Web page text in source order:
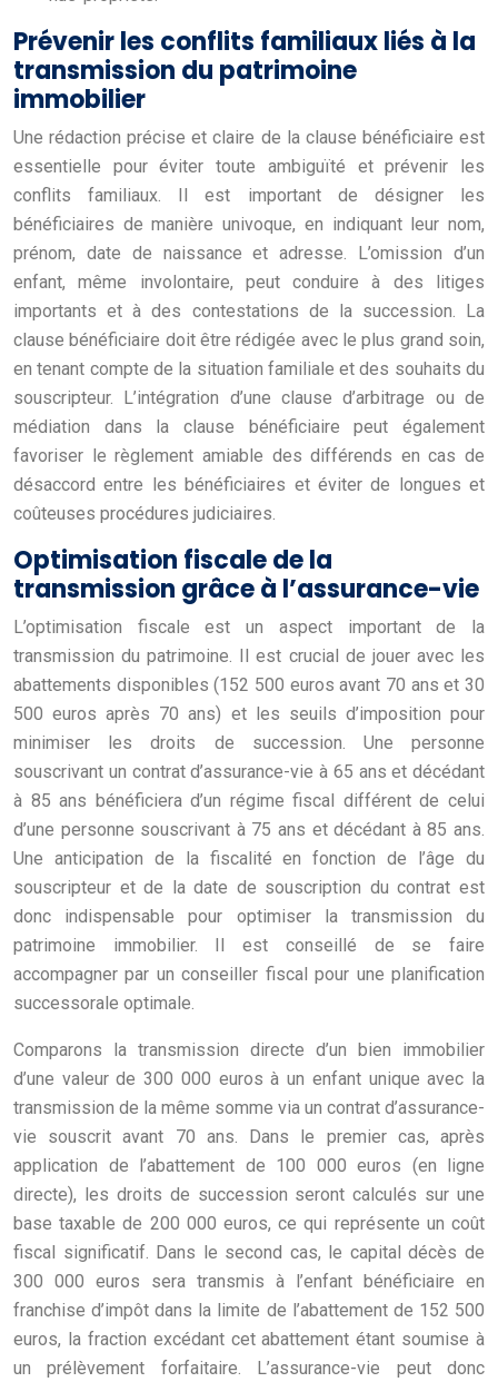
Prévenir les conflits familiaux liés à la
transmission du patrimoine
immobilier
Une rédaction précise et claire de la clause bénéficiaire est
essentielle pour éviter toute ambiguïté et prévenir les
conflits familiaux. Il est important de désigner les
bénéficiaires de manière univoque, en indiquant leur nom,
prénom, date de naissance et adresse. L’omission d’un
enfant, même involontaire, peut conduire à des litiges
importants et à des contestations de la succession. La
clause bénéficiaire doit être rédigée avec le plus grand soin,
en tenant compte de la situation familiale et des souhaits du
souscripteur. L’intégration d’une clause d’arbitrage ou de
médiation dans la clause bénéficiaire peut également
favoriser le règlement amiable des différends en cas de
désaccord entre les bénéficiaires et éviter de longues et
coûteuses procédures judiciaires.
Optimisation fiscale de la
transmission grâce à l’assurance-vie
L’optimisation fiscale est un aspect important de la
transmission du patrimoine. Il est crucial de jouer avec les
abattements disponibles (152 500 euros avant 70 ans et 30
500 euros après 70 ans) et les seuils d’imposition pour
minimiser les droits de succession. Une personne
souscrivant un contrat d’assurance-vie à 65 ans et décédant
à 85 ans bénéficiera d’un régime fiscal différent de celui
d’une personne souscrivant à 75 ans et décédant à 85 ans.
Une anticipation de la fiscalité en fonction de l’âge du
souscripteur et de la date de souscription du contrat est
donc indispensable pour optimiser la transmission du
patrimoine immobilier. Il est conseillé de se faire
accompagner par un conseiller fiscal pour une planification
successorale optimale.
Comparons la transmission directe d’un bien immobilier
d’une valeur de 300 000 euros à un enfant unique avec la
transmission de la même somme via un contrat d’assurance-
vie souscrit avant 70 ans. Dans le premier cas, après
application de l’abattement de 100 000 euros (en ligne
directe), les droits de succession seront calculés sur une
base taxable de 200 000 euros, ce qui représente un coût
fiscal significatif. Dans le second cas, le capital décès de
300 000 euros sera transmis à l’enfant bénéficiaire en
franchise d’impôt dans la limite de l’abattement de 152 500
euros, la fraction excédant cet abattement étant soumise à
un prélèvement forfaitaire. L’assurance-vie peut donc